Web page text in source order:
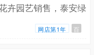
卉园艺销售，泰安绿
网店第1年 百